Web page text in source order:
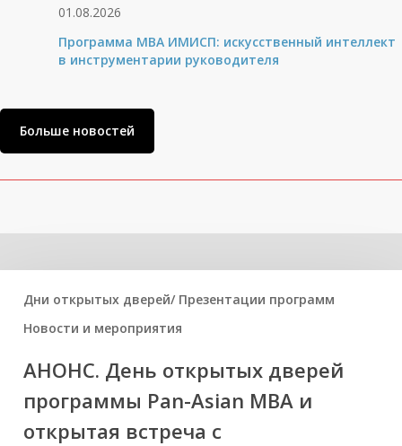
01.08.2026
Программа MBA ИМИСП: искусственный интеллект
в инструментарии руководителя
Больше новостей
Дни открытых дверей/ Презентации программ
Новости и мероприятия
АНОНС. День открытых дверей
программы Pan-Asian MBA и
открытая встреча с